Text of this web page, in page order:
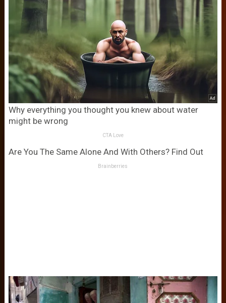
Why everything you thought you knew about water
might be wrong
CTA Love
Are You The Same Alone And With Others? Find Out
Brainberries